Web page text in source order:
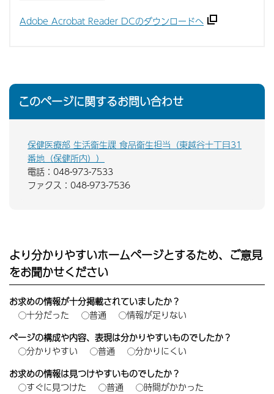
Adobe Acrobat Reader DCのダウンロードへ
このページに関するお問い合わせ
保健医療部 生活衛生課 食品衛生担当（東越谷十丁目31
番地（保健所内））
電話：048-973-7533
ファクス：048-973-7536
より分かりやすいホームページとするため、ご意見
をお聞かせください
お求めの情報が十分掲載されていましたか？
十分だった
普通
情報が足りない
ページの構成や内容、表現は分かりやすいものでしたか？
分かりやすい
普通
分かりにくい
お求めの情報は見つけやすいものでしたか？
すぐに見つけた
普通
時間がかかった